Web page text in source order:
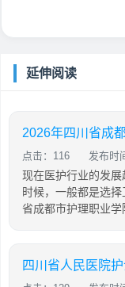
延伸阅读
2026年四川省成
点击：116 发布时
现在医护行业的发
时候，一般都是选
省成都市护理职业学